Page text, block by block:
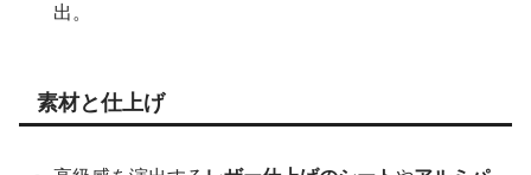
出。
素材と仕上げ